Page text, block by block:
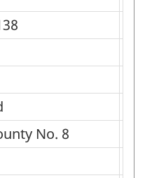
No. 8
No. 8